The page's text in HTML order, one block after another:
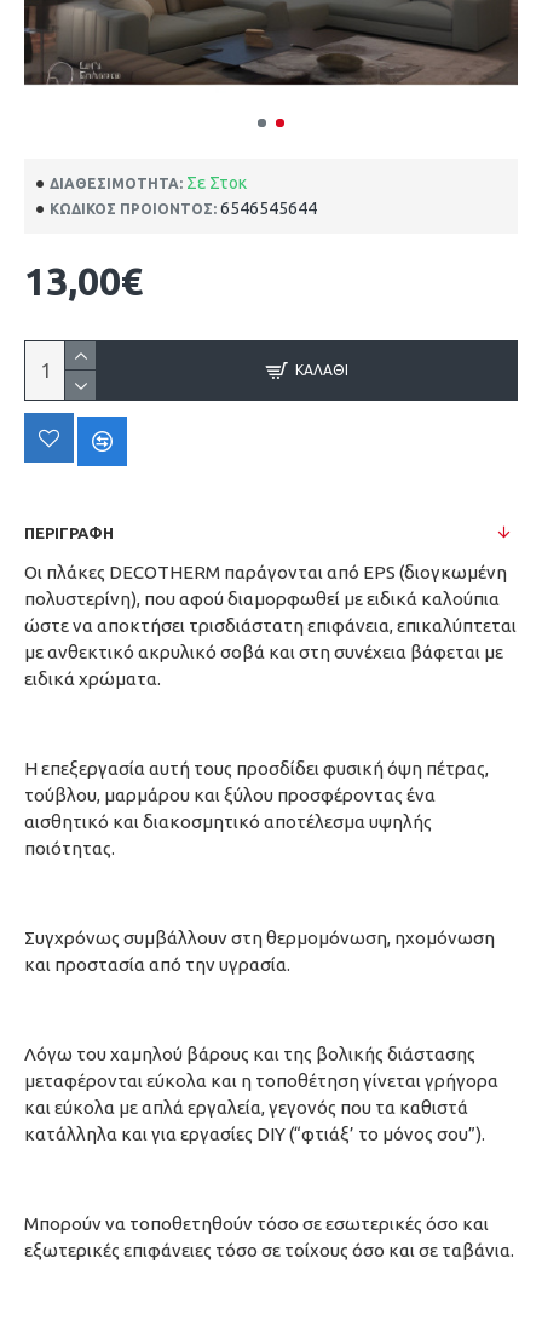
ΔΙΑΘΕΣΙΜΌΤΗΤΑ: Σε Στοκ
ΚΩΔΙΚΌΣ ΠΡΟΙΌΝΤΟΣ: 6546545644
13,00€
ΚΑΛΆΘΙ
ΠΕΡΙΓΡΑΦΗ
Οι πλάκες DECOTHERM παράγονται από EPS (διογκωμένη
πολυστερίνη), που αφού διαμορφωθεί με ειδικά καλούπια
ώστε να αποκτήσει τρισδιάστατη επιφάνεια, επικαλύπτεται
με ανθεκτικό ακρυλικό σοβά και στη συνέχεια βάφεται με
ειδικά χρώματα.
Η επεξεργασία αυτή τους προσδίδει φυσική όψη πέτρας,
τούβλου, μαρμάρου και ξύλου προσφέροντας ένα
αισθητικό και διακοσμητικό αποτέλεσμα υψηλής
ποιότητας.
Συγχρόνως συμβάλλουν στη θερμομόνωση, ηχομόνωση
και προστασία από την υγρασία.
Λόγω του χαμηλού βάρους και της βολικής διάστασης
μεταφέρονται εύκολα και η τοποθέτηση γίνεται γρήγορα
και εύκολα με απλά εργαλεία, γεγονός που τα καθιστά
κατάλληλα και για εργασίες DIY (“φτιάξ’ το μόνος σου”).
Μπορούν να τοποθετηθούν τόσο σε εσωτερικές όσο και
εξωτερικές επιφάνειες τόσο σε τοίχους όσο και σε ταβάνια.